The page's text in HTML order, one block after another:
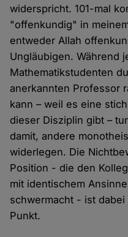
widerspricht. 101-mal
"offenkundig" in
entweder Allah
Ungläubigen. Während
Mathematikstudenten
anerkannten Professor
kann – weil es eine
dieser Disziplin gibt –
damit, andere
widerlegen. Die
Position - die den
mit identischem
schwermacht - ist
Punkt.